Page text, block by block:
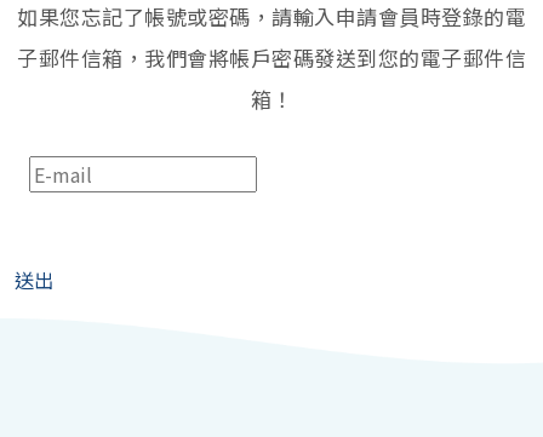
如果您忘記了帳號或密碼，請輸入申請會員時登錄的電
子郵件信箱，我們會將帳戶密碼發送到您的電子郵件信
箱！
送出